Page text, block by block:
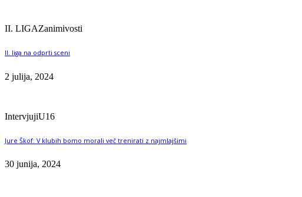
II. LIGAZanimivosti
II. liga na odprti sceni
2 julija, 2024
IntervjujiU16
Jure Škof: V klubih bomo morali več trenirati z najmlajšimi
30 junija, 2024